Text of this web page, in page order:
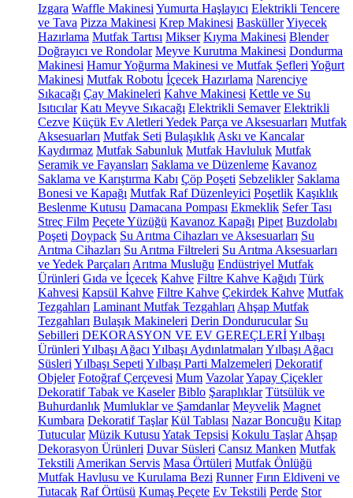
Izgara Waffle Makinesi Yumurta Haşlayıcı Elektrikli Tencere
ve Tava Pizza Makinesi Krep Makinesi BasküllerYiyecek
Hazırlama Mutfak Tartısı Mikser Kıyma Makinesi Blender
Doğrayıcı ve Rondolar Meyve Kurutma Makinesi Dondurma
Makinesi Hamur Yoğurma Makinesi ve Mutfak Şefleri Yoğurt
Makinesi Mutfak Robotu İçecek Hazırlama Narenciye
Sıkacağı Çay Makineleri Kahve Makinesi Kettle ve Su
Isıtıcılar Katı Meyve Sıkacağı Elektrikli Semaver Elektrikli
Cezve Küçük Ev Aletleri Yedek Parça ve Aksesuarları Mutfak
Aksesuarları Mutfak Seti Bulaşıklık Askı ve Kancalar
Kaydırmaz Mutfak Sabunluk Mutfak Havluluk Mutfak
Seramik ve Fayansları Saklama ve Düzenleme Kavanoz
Saklama ve Karıştırma Kabı Çöp Poşeti Sebzelikler Saklama
Bonesi ve Kapağı Mutfak Raf Düzenleyici Poşetlik Kaşıklık
Beslenme Kutusu Damacana Pompası Ekmeklik Sefer Tası
Streç Film Peçete Yüzüğü Kavanoz Kapağı Pipet Buzdolabı
Poşeti Doypack Su Arıtma Cihazları ve Aksesuarları Su
Arıtma Cihazları Su Arıtma Filtreleri Su Arıtma Aksesuarları
ve Yedek Parçaları Arıtma Musluğu Endüstriyel Mutfak
Ürünleri Gıda ve İçecek Kahve Filtre Kahve Kağıdı Türk
Kahvesi Kapsül Kahve Filtre Kahve Çekirdek Kahve Mutfak
Tezgahları Laminant Mutfak Tezgahları Ahşap Mutfak
Tezgahları Bulaşık Makineleri Derin Dondurucular Su
Sebilleri DEKORASYON VE EV GEREÇLERİYılbaşı
Ürünleri Yılbaşı Ağacı Yılbaşı Aydınlatmaları Yılbaşı Ağacı
Süsleri Yılbaşı Sepeti Yılbaşı Parti Malzemeleri Dekoratif
Objeler Fotoğraf Çerçevesi Mum VazolarYapay Çiçekler
Dekoratif Tabak ve Kaseler Biblo Şaraplıklar Tütsülük ve
Buhurdanlık Mumluklar ve Şamdanlar Meyvelik Magnet
Kumbara Dekoratif Taşlar Kül Tablası Nazar Boncuğu Kitap
Tutucular Müzik Kutusu Yatak Tepsisi Kokulu Taşlar Ahşap
Dekorasyon Ürünleri Duvar Süsleri Cansız Manken Mutfak
Tekstili Amerikan Servis Masa Örtüleri Mutfak Önlüğü
Mutfak Havlusu ve Kurulama Bezi Runner Fırın Eldiveni ve
Tutacak Raf Örtüsü Kumaş Peçete Ev Tekstili Perde Stor